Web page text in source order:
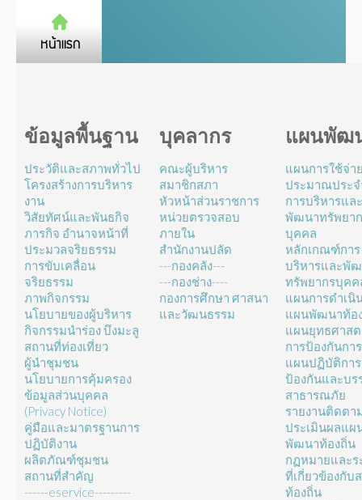
ข้อมูลพื้นฐาน
ประวัติและสภาพทั่วไป
โครงสร้างการบริหาร
งาน
วิสัยทัศน์และพันธกิจ
ภารกิจ อำนาจหน้าที่
ประมวลจริยธรรม
การขับเคลื่อน
จริยธรรม
ภาพกิจกรรม
นโยบายของผู้บริหาร
กิจกรรมนำร่อง บึงมะลู
สถานที่ท่องเที่ยว
ผู้นำชุมชน
นโยบายการคุ้มครอง
ข้อมูลส่วนบุคคล
(Privacy Notice)
คู่มือและมาตรฐานการ
ปฏิบัติงาน
ผลิตภัณฑ์ชุมชน
สถานที่สำคัญ
------eservice---------
บุคลากร
คณะผู้บริหาร
สมาชิกสภา
หัวหน้าส่วนราชการ
หน่วยตรวจสอบ
ภายใน
สำนักงานปลัด
---กองคลัง---
---กองช่าง----
กองการศึกษา ศาสนา
และวัฒนธรรม
แผนพัฒ
แผนการใช้จ่า
ประมาณประ
การบริหารแล
พัฒนาทรัพยา
บุคคล
หลักเกณฑ์การ
บริหารและพั
ทรัพยากรบุคค
แผนการดำเนิ
แผนพัฒนาท้อ
แผนยุทธศาส
การป้องกันกา
แผนปฏิบัติการ
ป้องกันและบร
สาธารณภัย
รายงานติดตา
ประเมินผลแผ
พัฒนาท้องถิ่น
กฏหมายและร
ที่เกี่ยวข้องกับ
ท้องถิ่น